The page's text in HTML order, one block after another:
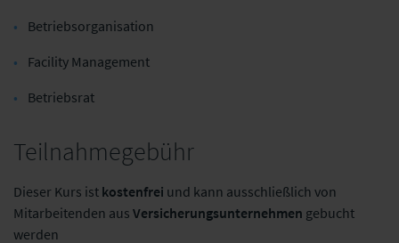
Betriebsorganisation
Facility Management
Betriebsrat
Teilnahmegebühr
Dieser Kurs ist kostenfrei und kann ausschließlich von
Mitarbeitenden aus Versicherungsunternehmen gebucht
werden